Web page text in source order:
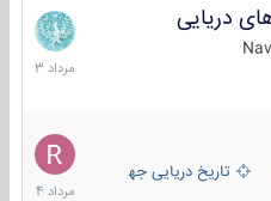
دریایی
2
مرداد
1403
تاریخ دریایی جهان
16
مرداد
1404